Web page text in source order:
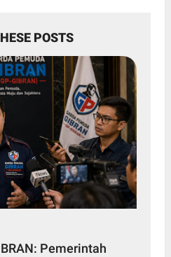
POSTS
Pemerintah